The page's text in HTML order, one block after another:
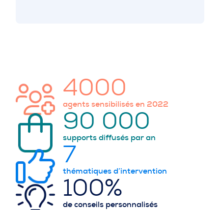
4000
agents sensibilisés en 2022
90 000
supports diffusés par an
7
thématiques d’intervention
100%
de conseils personnalisés